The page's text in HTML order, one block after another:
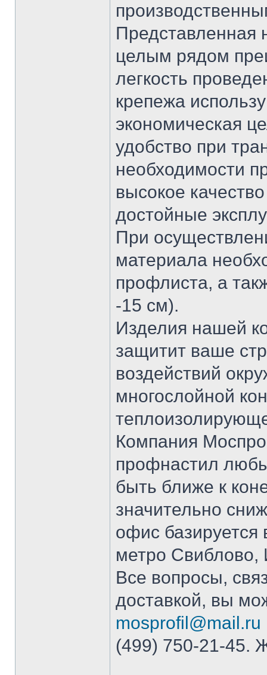
Представленная
целым рядом
легкость
крепежа
экономическая
удобство при
необходимости
высокое
достойные
При
материала
профлиста, а
-15 см).
Изделия нашей
защитит ваше
воздействий
многослойной
Компания
профнастил
быть ближе к
значительно
офис базируется
метро Свиблово,
Все вопросы,
доставкой, вы
mosprofil@mail.ru
(499) 750-21-45.